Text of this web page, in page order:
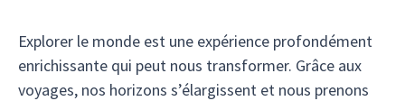
Explorer le monde est une expérience profondément
enrichissante qui peut nous transformer. Grâce aux
voyages, nos horizons s’élargissent et nous prenons